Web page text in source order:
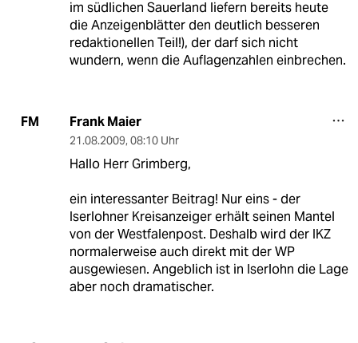
im südlichen Sauerland liefern bereits heute
die Anzeigenblätter den deutlich besseren
redaktionellen Teil!), der darf sich nicht
wundern, wenn die Auflagenzahlen einbrechen.
FM Frank Maier
21.08.2009, 08:10 Uhr
Hallo Herr Grimberg,
ein interessanter Beitrag! Nur eins - der
Iserlohner Kreisanzeiger erhält seinen Mantel
von der Westfalenpost. Deshalb wird der IKZ
normalerweise auch direkt mit der WP
ausgewiesen. Angeblich ist in Iserlohn die Lage
aber noch dramatischer.